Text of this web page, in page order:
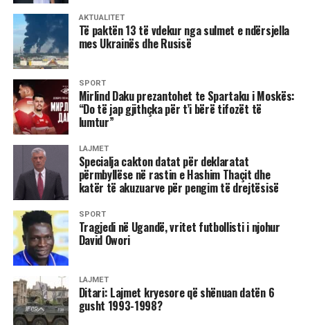
lidhje me bombardimet dhe “objektivët e qëlluar”, burimet
e NATOs theksojnë se “janë shkatërruar disa nga armët e
rënda të vjedhura nga forcat serbe”.
Ky aksion ndëshkues i NATO-s, edhe pse i limituar
(kufizuar), është një formë presioni drejtuar serbëve të
Bosnjës e posaçërisht liderit të tyre Karaxhiq, pas
refuzimit të Planit Paqësor të Grupit të kontaktit (SHBA,
Anglia, Franca, Gjermania dhe Rusia).
Sot, të gjitha radio e tv programet dhe gazetat në Evropën
Perëndimore po i kushtojnë rëndësi të veçantë
Bosnjës.
6 gusht 1997
U shpallën fituesit e Çmimit Letrar Kombëtar
AKTUALITET
Të paktën 13 të vdekur nga sulmet e ndërsjella
mes Ukrainës dhe Rusisë
SPORT
Mirlind Daku prezantohet te Spartaku i Moskës:
“Do të jap gjithçka për t’i bërë tifozët të
lumtur”
LAJMET
Specialja cakton datat për deklaratat
përmbyllëse në rastin e Hashim Thaçit dhe
katër të akuzuarve për pengim të drejtësisë
SPORT
Tragjedi në Ugandë, vritet futbollisti i njohur
David Owori
LAJMET
Ditari: Lajmet kryesore që shënuan datën 6
gusht 1993-1998?